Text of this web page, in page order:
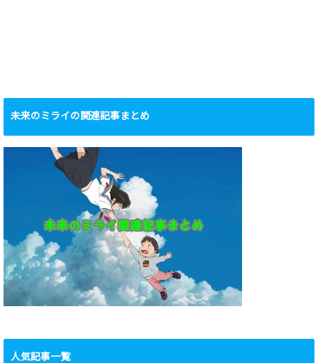
未来のミライの関連記事まとめ
人気記事一覧